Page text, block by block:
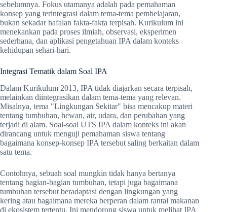
sebelumnya. Fokus utamanya adalah pada pemahaman
konsep yang terintegrasi dalam tema-tema pembelajaran,
bukan sekadar hafalan fakta-fakta terpisah. Kurikulum ini
menekankan pada proses ilmiah, observasi, eksperimen
sederhana, dan aplikasi pengetahuan IPA dalam konteks
kehidupan sehari-hari.
Integrasi Tematik dalam Soal IPA
Dalam Kurikulum 2013, IPA tidak diajarkan secara terpisah,
melainkan diintegrasikan dalam tema-tema yang relevan.
Misalnya, tema "Lingkungan Sekitar" bisa mencakup materi
tentang tumbuhan, hewan, air, udara, dan perubahan yang
terjadi di alam. Soal-soal UTS IPA dalam konteks ini akan
dirancang untuk menguji pemahaman siswa tentang
bagaimana konsep-konsep IPA tersebut saling berkaitan dalam
satu tema.
Contohnya, sebuah soal mungkin tidak hanya bertanya
tentang bagian-bagian tumbuhan, tetapi juga bagaimana
tumbuhan tersebut beradaptasi dengan lingkungan yang
kering atau bagaimana mereka berperan dalam rantai makanan
di ekosistem tertentu. Ini mendorong siswa untuk melihat IPA